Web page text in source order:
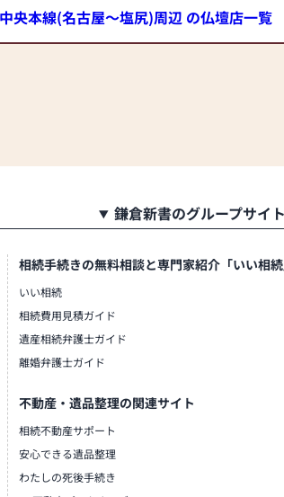
央本線(名古屋～塩尻)周辺 の仏壇店一覧
鎌倉新書のグループサイト
相続手続きの無料相談と専門家紹介「いい相続
いい相続
相続費用見積ガイド
遺産相続弁護士ガイド
離婚弁護士ガイド
不動産・遺品整理の関連サイト
相続不動産サポート
安心できる遺品整理
わたしの死後手続き